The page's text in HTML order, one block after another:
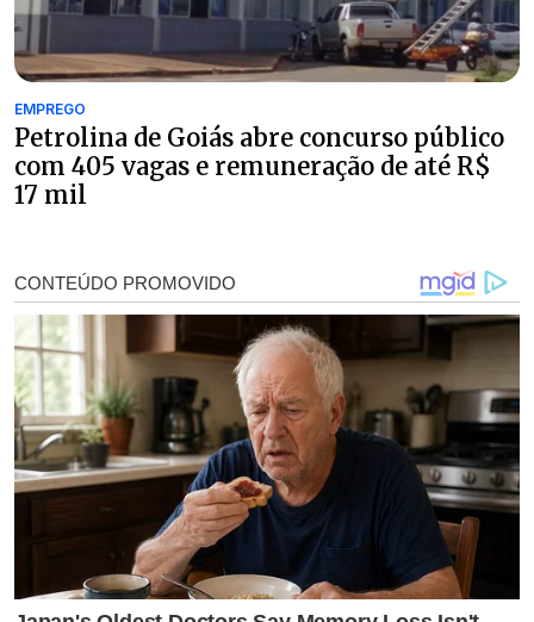
EMPREGO
Petrolina de Goiás abre concurso público
com 405 vagas e remuneração de até R$
17 mil